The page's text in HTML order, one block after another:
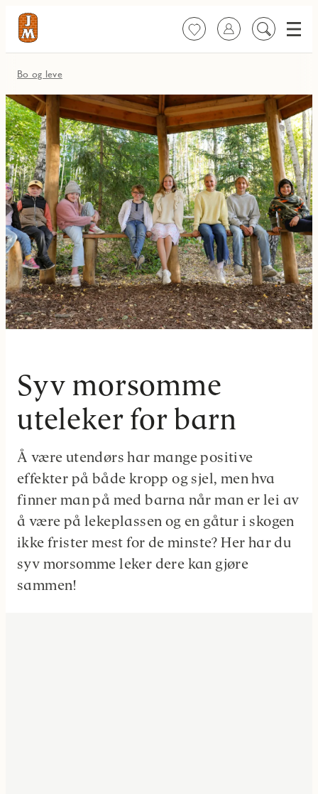
FavoritterLogg inn
Søk
Meny
Bo og leve
Syv morsomme
uteleker for barn
Å være utendørs har mange positive
effekter på både kropp og sjel, men hva
finner man på med barna når man er lei av
å være på lekeplassen og en gåtur i skogen
ikke frister mest for de minste? Her har du
syv morsomme leker dere kan gjøre
sammen!